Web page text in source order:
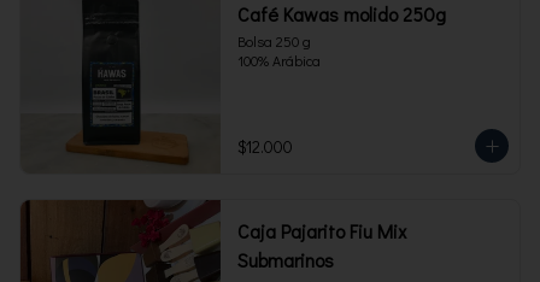
Café Kawas molido 250g
Bolsa 250 g
100% Arábica
$12.000
Caja Pajarito Fiu Mix
Submarinos